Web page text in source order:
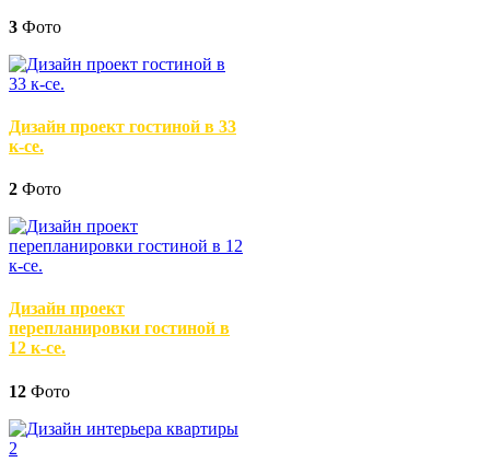
3 Фото
Дизайн проект гостиной в 33
к-се.
2 Фото
Дизайн проект
перепланировки гостиной в
12 к-се.
12 Фото